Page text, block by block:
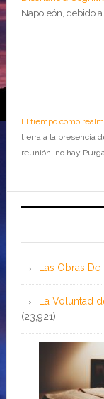
Napoleón, debido
El tiempo como
tierra a la presencia
reunión, no hay
Las Obras
La Voluntad
(23,921)